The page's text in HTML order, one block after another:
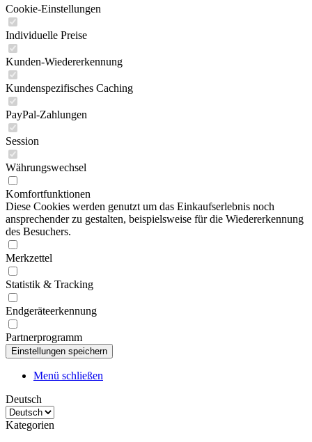
Cookie-Einstellungen
Individuelle Preise
Kunden-Wiedererkennung
Kundenspezifisches Caching
PayPal-Zahlungen
Session
Währungswechsel
Komfortfunktionen
Diese Cookies werden genutzt um das Einkaufserlebnis noch
ansprechender zu gestalten, beispielsweise für die Wiedererkennung
des Besuchers.
Merkzettel
Statistik & Tracking
Endgeräteerkennung
Partnerprogramm
Menü schließen
Deutsch
Kategorien